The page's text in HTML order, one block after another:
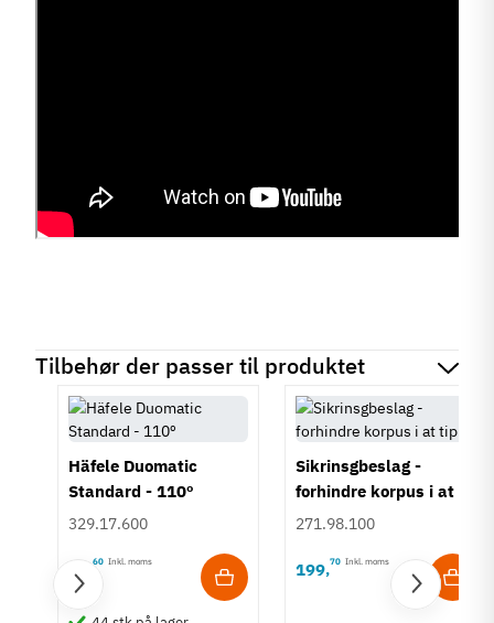
Tilbehør der passer til produktet
Häfele Duomatic
Standard - 110º
329.17.600
20 60 Inkl. moms
Sikrinsgbeslag -
forhindre korpus i at
tippe
271.98.100
199,70 Inkl. moms